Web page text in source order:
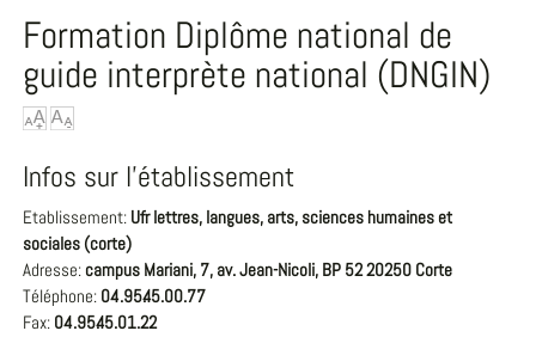
Formation Diplôme national de
guide interprète national (DNGIN)
Infos sur l'établissement
Etablissement: Ufr lettres, langues, arts, sciences humaines et
sociales (corte)
Adresse: campus Mariani, 7, av. Jean-Nicoli, BP 52 20250 Corte
Téléphone: 04.95.45.00.77
Fax: 04.95.45.01.22